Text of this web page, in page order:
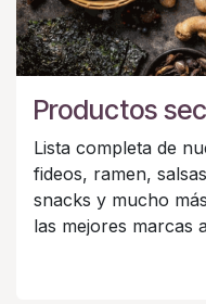
Productos
Lista completa de
fideos, ramen,
snacks y mucho
las mejores marcas